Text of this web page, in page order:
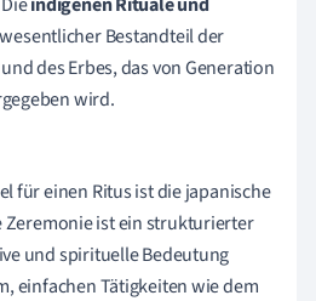
Bestandteil der
und des Erbes, das von Generation
wird.
für einen Ritus ist die japanische
Zeremonie ist ein strukturierter
und spirituelle Bedeutung
einfachen Tätigkeiten wie dem